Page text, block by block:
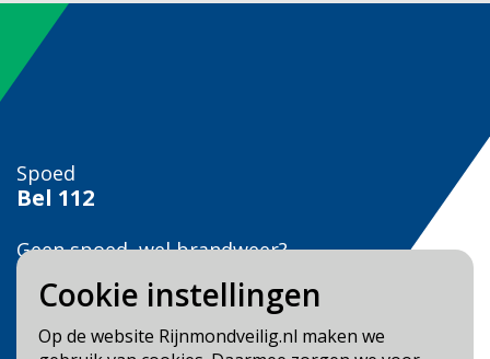
Cookie instellingen
Op de website Rijnmondveilig.nl maken we
Spoed
Bel 112
Geen spoed, wel brandweer?
Bel
Veilig Leven?
Bel 0900-8387